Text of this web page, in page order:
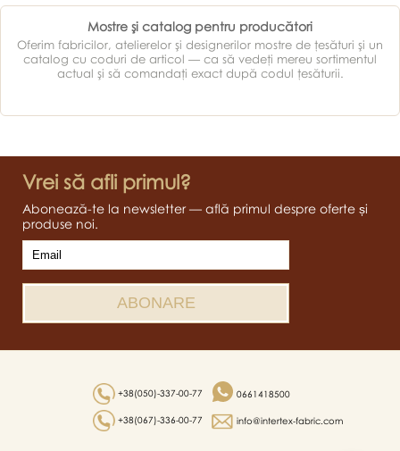
Mostre şi catalog pentru producători
Oferim fabricilor, atelierelor şi designerilor mostre de ţesături şi un
catalog cu coduri de articol — ca să vedeţi mereu sortimentul
actual şi să comandaţi exact după codul ţesăturii.
Vrei să afli primul?
Abonează-te la newsletter — află primul despre oferte și
produse noi.
+38(050)-337-00-77
+38(067)-336-00-77
0661418500
info@intertex-fabric.com